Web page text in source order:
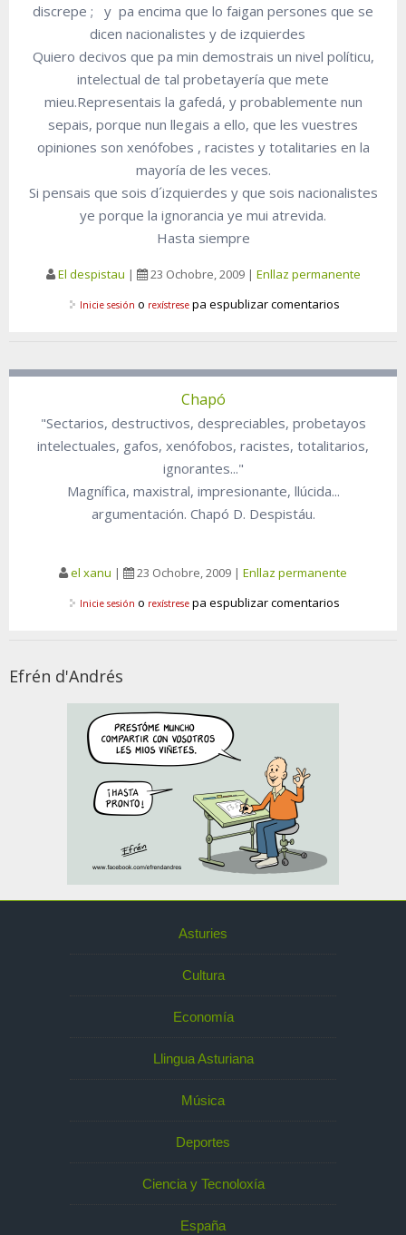
discrepe ; y pa encima que lo faigan persones que se
dicen nacionalistes y de izquierdes
Quiero decivos que pa min demostrais un nivel políticu,
intelectual de tal probetayería que mete
mieu.Representais la gafedá, y probablemente nun
sepais, porque nun llegais a ello, que les vuestres
opiniones son xenófobes , racistes y totalitaries en la
mayoría de les veces.
Si pensais que sois d´izquierdes y que sois nacionalistes
ye porque la ignorancia ye mui atrevida.
Hasta siempre
El despistau | 23 Ochobre, 2009| Enllaz permanente
Inicie sesión o rexístrese pa espublizar comentarios
Chapó
"Sectarios, destructivos, despreciables, probetayos
intelectuales, gafos, xenófobos, racistes, totalitarios,
ignorantes..."
Magnífica, maxistral, impresionante, llúcida...
argumentación. Chapó D. Despistáu.
el xanu | 23 Ochobre, 2009 | Enllaz permanente
Inicie sesión o rexístrese pa espublizar comentarios
Efrén d'Andrés
Asturies
Cultura
Economía
Llingua Asturiana
Música
Deportes
Ciencia y Tecnoloxía
España